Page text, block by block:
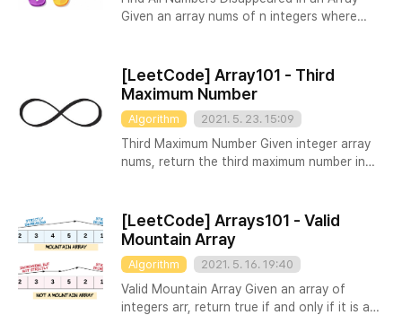
success scenario', () => { let gen: any;
Given an array nums of n integers where
not appear in nums. Example 1: Input: nums =
[4,3,2,7,8,2,3,1] Output: [5,6] Example 2:
Constraints: n == nums.length 1 [1, , , 4, ] -
그리고 숫자가 들어있는 칸만 남겨둔다 => [1, 4] 이
렇게 풀면 총 3번 ..
[LeetCode] Array101 - Third
Maximum Number
Algorithm 2021. 5. 23. 15:09
Third Maximum Number Given integer array
nums, return the third maximum number in
1: Input: nums = [3,2,1] Output: 1
Explanation: The third maximum is 1. Example
2: Example 2: Input: nums = [1,2] Output: 2
Explanation: The third maximum does not
exist, so the maximum (2) is returned
instead. Example 3: Example 3:..
[LeetCode] Arrays101 - Valid
Mountain Array
Algorithm 2021. 5. 16. 19:40
Valid Mountain Array Given an array of
integers arr, return true if and only if it is a